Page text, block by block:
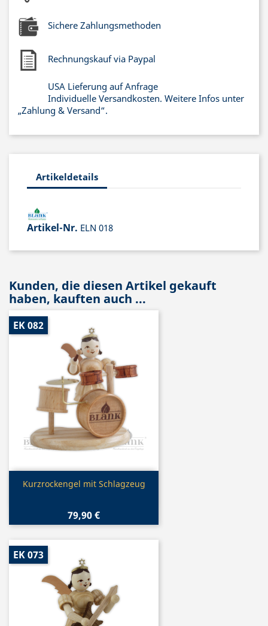
Sichere Zahlungsmethoden
Rechnungskauf via Paypal
USA Lieferung auf Anfrage
Individuelle Versandkosten. Weitere Infos unter
„Zahlung & Versand“.
Artikeldetails
Artikel-Nr. ELN 018
Kunden, die diesen Artikel gekauft
haben, kauften auch ...
Vorschau
Kurzrockengel mit Schlagzeug
79,90 €
EK 082
EK 073